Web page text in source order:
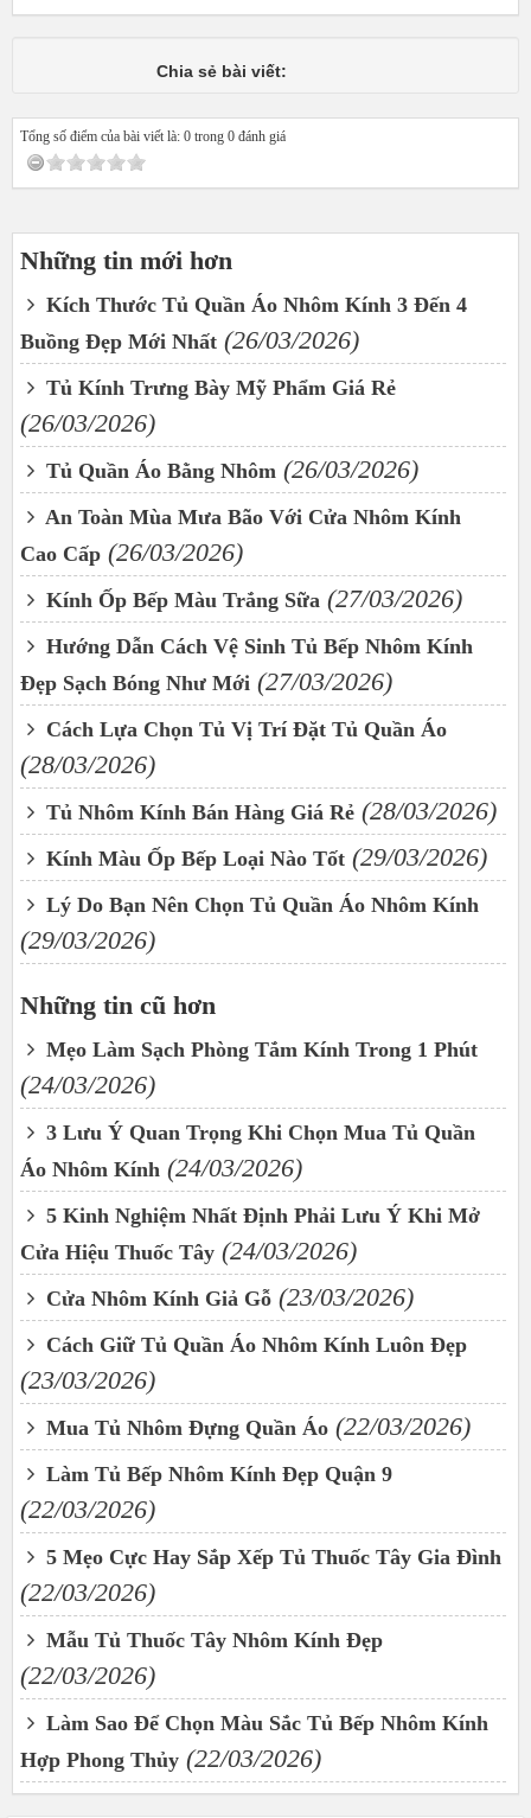
Chia sẻ bài viết:
Tổng số điểm của bài viết là: 0 trong 0 đánh giá
Những tin mới hơn
Kích Thước Tủ Quần Áo Nhôm Kính 3 Đến 4
Buồng Đẹp Mới Nhất (26/03/2026)
Tủ Kính Trưng Bày Mỹ Phẩm Giá Rẻ
(26/03/2026)
Tủ Quần Áo Bằng Nhôm (26/03/2026)
An Toàn Mùa Mưa Bão Với Cửa Nhôm Kính
Cao Cấp (26/03/2026)
Kính Ốp Bếp Màu Trắng Sữa (27/03/2026)
Hướng Dẫn Cách Vệ Sinh Tủ Bếp Nhôm Kính
Đẹp Sạch Bóng Như Mới (27/03/2026)
Cách Lựa Chọn Tủ Vị Trí Đặt Tủ Quần Áo
(28/03/2026)
Tủ Nhôm Kính Bán Hàng Giá Rẻ (28/03/2026)
Kính Màu Ốp Bếp Loại Nào Tốt (29/03/2026)
Lý Do Bạn Nên Chọn Tủ Quần Áo Nhôm Kính
(29/03/2026)
Những tin cũ hơn
Mẹo Làm Sạch Phòng Tắm Kính Trong 1 Phút
(24/03/2026)
3 Lưu Ý Quan Trọng Khi Chọn Mua Tủ Quần
Áo Nhôm Kính (24/03/2026)
5 Kinh Nghiệm Nhất Định Phải Lưu Ý Khi Mở
Cửa Hiệu Thuốc Tây (24/03/2026)
Cửa Nhôm Kính Giả Gỗ (23/03/2026)
Cách Giữ Tủ Quần Áo Nhôm Kính Luôn Đẹp
(23/03/2026)
Mua Tủ Nhôm Đựng Quần Áo (22/03/2026)
Làm Tủ Bếp Nhôm Kính Đẹp Quận 9
(22/03/2026)
5 Mẹo Cực Hay Sắp Xếp Tủ Thuốc Tây Gia Đình
(22/03/2026)
Mẫu Tủ Thuốc Tây Nhôm Kính Đẹp
(22/03/2026)
Làm Sao Để Chọn Màu Sắc Tủ Bếp Nhôm Kính
Hợp Phong Thủy (22/03/2026)